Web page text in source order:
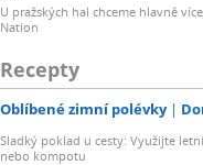
U pražských hal chceme hlavně
Nation
Recepty
Oblíbené zimní polévky
Sladký poklad u cesty: Využijte
nebo kompotu